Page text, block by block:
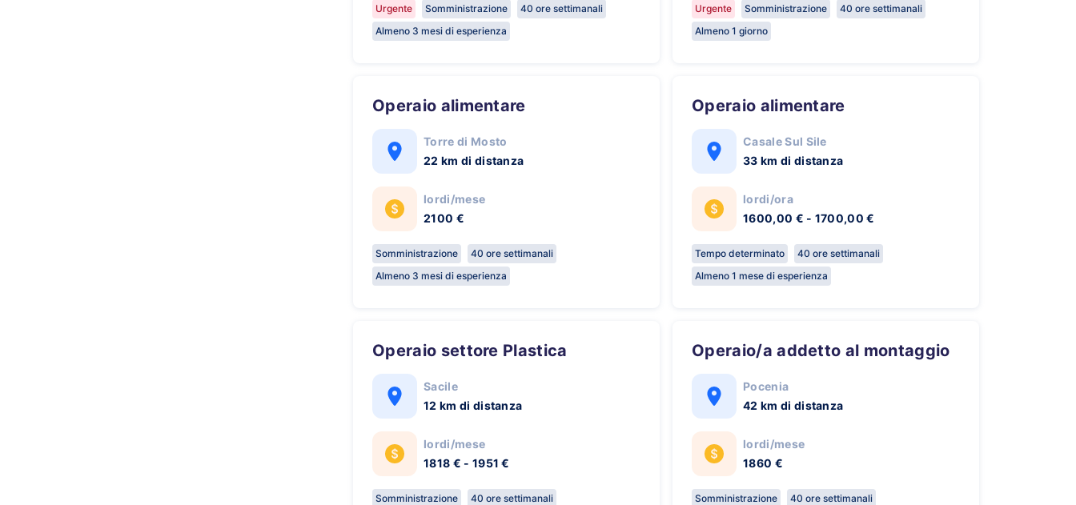
Urgente Somministrazione
40 ore settimanali
Almeno 3 mesi di esperienza
Urgente Somministrazione
40 ore settimanali
Almeno 1 giorno
Operaio alimentare
Torre di Mosto
22 km di distanza
lordi/mese
2100 €
Somministrazione
40 ore settimanali
Almeno 3 mesi di esperienza
Operaio alimentare
Casale Sul Sile
33 km di distanza
lordi/ora
1600,00 € - 1700,00 €
Tempo determinato
40 ore settimanali
Almeno 1 mese di esperienza
Operaio settore Plastica
Sacile
12 km di distanza
lordi/mese
1818 € - 1951 €
Somministrazione
40 ore settimanali
Operaio/a addetto al montaggio
Pocenia
42 km di distanza
lordi/mese
1860 €
Somministrazione
40 ore settimanali